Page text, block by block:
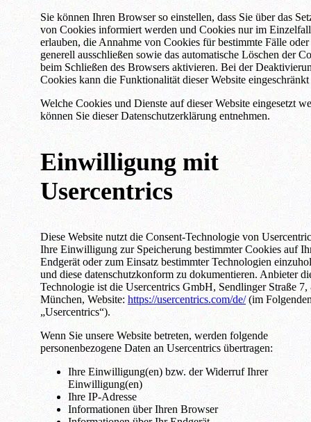
Sie können Ihren Browser so einstellen, dass Sie über das
von Cookies informiert werden und Cookies nur im Einzelfall
erlauben, die Annahme von Cookies für bestimmte Fälle oder
generell ausschließen sowie das automatische Löschen der
beim Schließen des Browsers aktivieren. Bei der
Cookies kann die Funktionalität dieser Website eingeschränkt
Welche Cookies und Dienste auf dieser Website eingesetzt
können Sie dieser Datenschutzerklärung entnehmen.
Einwilligung mit
Usercentrics
Diese Website nutzt die Consent-Technologie von
Ihre Einwilligung zur Speicherung bestimmter Cookies auf
Endgerät oder zum Einsatz bestimmter Technologien
und diese datenschutzkonform zu dokumentieren. Anbieter
Technologie ist die Usercentrics GmbH, Sendlinger Straße 7,
München, Website: https://usercentrics.com/de/(im
„Usercentrics“).
Wenn Sie unsere Website betreten, werden folgende
personenbezogene Daten an Usercentrics übertragen:
Ihre Einwilligung(en) bzw. der Widerruf Ihrer
Einwilligung(en)
Ihre IP-Adresse
Informationen über Ihren Browser